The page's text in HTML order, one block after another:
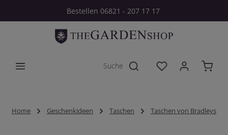
Zum Hauptinhalt springenBestellen 06821 - 207 17 17
Du hast 0
Home Geschenkideen Taschen Taschen von Bradleys